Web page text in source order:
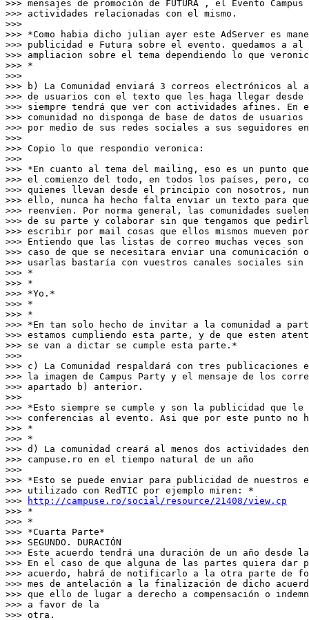
>>> mensajes de promoción de FUTURA , el Evento
>>> actividades relacionadas con el mismo.
>>>
>>> *Como habia dicho julian ayer este AdServer es
>>> publicidad e Futura sobre el evento. quedamos a al
>>> ampliacion sobre el tema dependiendo lo que
>>> *
>>>
>>> b) La Comunidad enviará 3 correos electrónicos al
>>> de usuarios con el texto que les haga llegar desde
>>> siempre tendrá que ver con actividades afines. En
>>> comunidad no disponga de base de datos de
>>> por medio de sus redes sociales a sus seguidores
>>>
>>> Copio lo que respondio veronica:
>>>
>>> *En cuanto al tema del mailing, eso es un punto
>>> el comienzo del todo, en todos los países, pero,
>>> quienes llevan desde el principio con nosotros,
>>> ello, nunca ha hecho falta enviar un texto para
>>> reenvíen. Por norma general, las comunidades
>>> de su parte y colaborar sin que tengamos que
>>> escribir por mail cosas que ellos mismos mueven
>>> Entiendo que las listas de correo muchas veces
>>> caso de que se necesitara enviar una
>>> usarlas bastaría con vuestros canales sociales sin
>>> *
>>> *
>>> *Yo.*
>>> *
>>> *
>>> *En tan solo hecho de invitar a la comunidad a
>>> estamos cumpliendo esta parte, y de que esten
>>> se van a dictar se cumple esta parte.*
>>>
>>> c) La Comunidad respaldará con tres
>>> la imagen de Campus Party y el mensaje de los
>>> apartado b) anterior.
>>>
>>> *Esto siempre se cumple y son la publicidad que le
>>> conferencias al evento. Asi que por este punto no
>>> *
>>> *
>>> d) La comunidad creará al menos dos actividades
>>> campuse.ro en el tiempo natural de un año
>>>
>>> *Esto se puede enviar para publicidad de nuestros
>>> utilizado con RedTIC por ejemplo miren: *
>>>
http://campuse.ro/social/resource/21408/view.cp
>>> *
>>> *
>>> *Cuarta Parte*
>>> SEGUNDO. DURACIÓN
>>> Este acuerdo tendrá una duración de un año desde
>>> En el caso de que alguna de las partes quiera
>>> acuerdo, habrá de notificarlo a la otra parte de
>>> mes de antelación a la finalización de dicho
>>> que ello de lugar a derecho a compensación o
>>> a favor de la
>>> otra.